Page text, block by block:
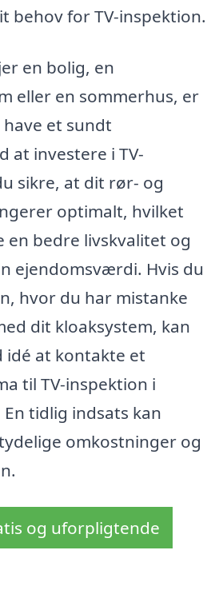
behov for TV-inspektion.
en bolig, en
eller en sommerhus, er
et sundt
at investere i TV-
sikre, at dit rør- og
optimalt, hvilket
en bedre livskvalitet og
ejendomsværdi. Hvis du
hvor du har mistanke
dit kloaksystem, kan
at kontakte et
til TV-inspektion i
tidlig indsats kan
omkostninger og
og uforpligtende